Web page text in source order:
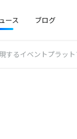
ース ブログ
ベントプラットフォ